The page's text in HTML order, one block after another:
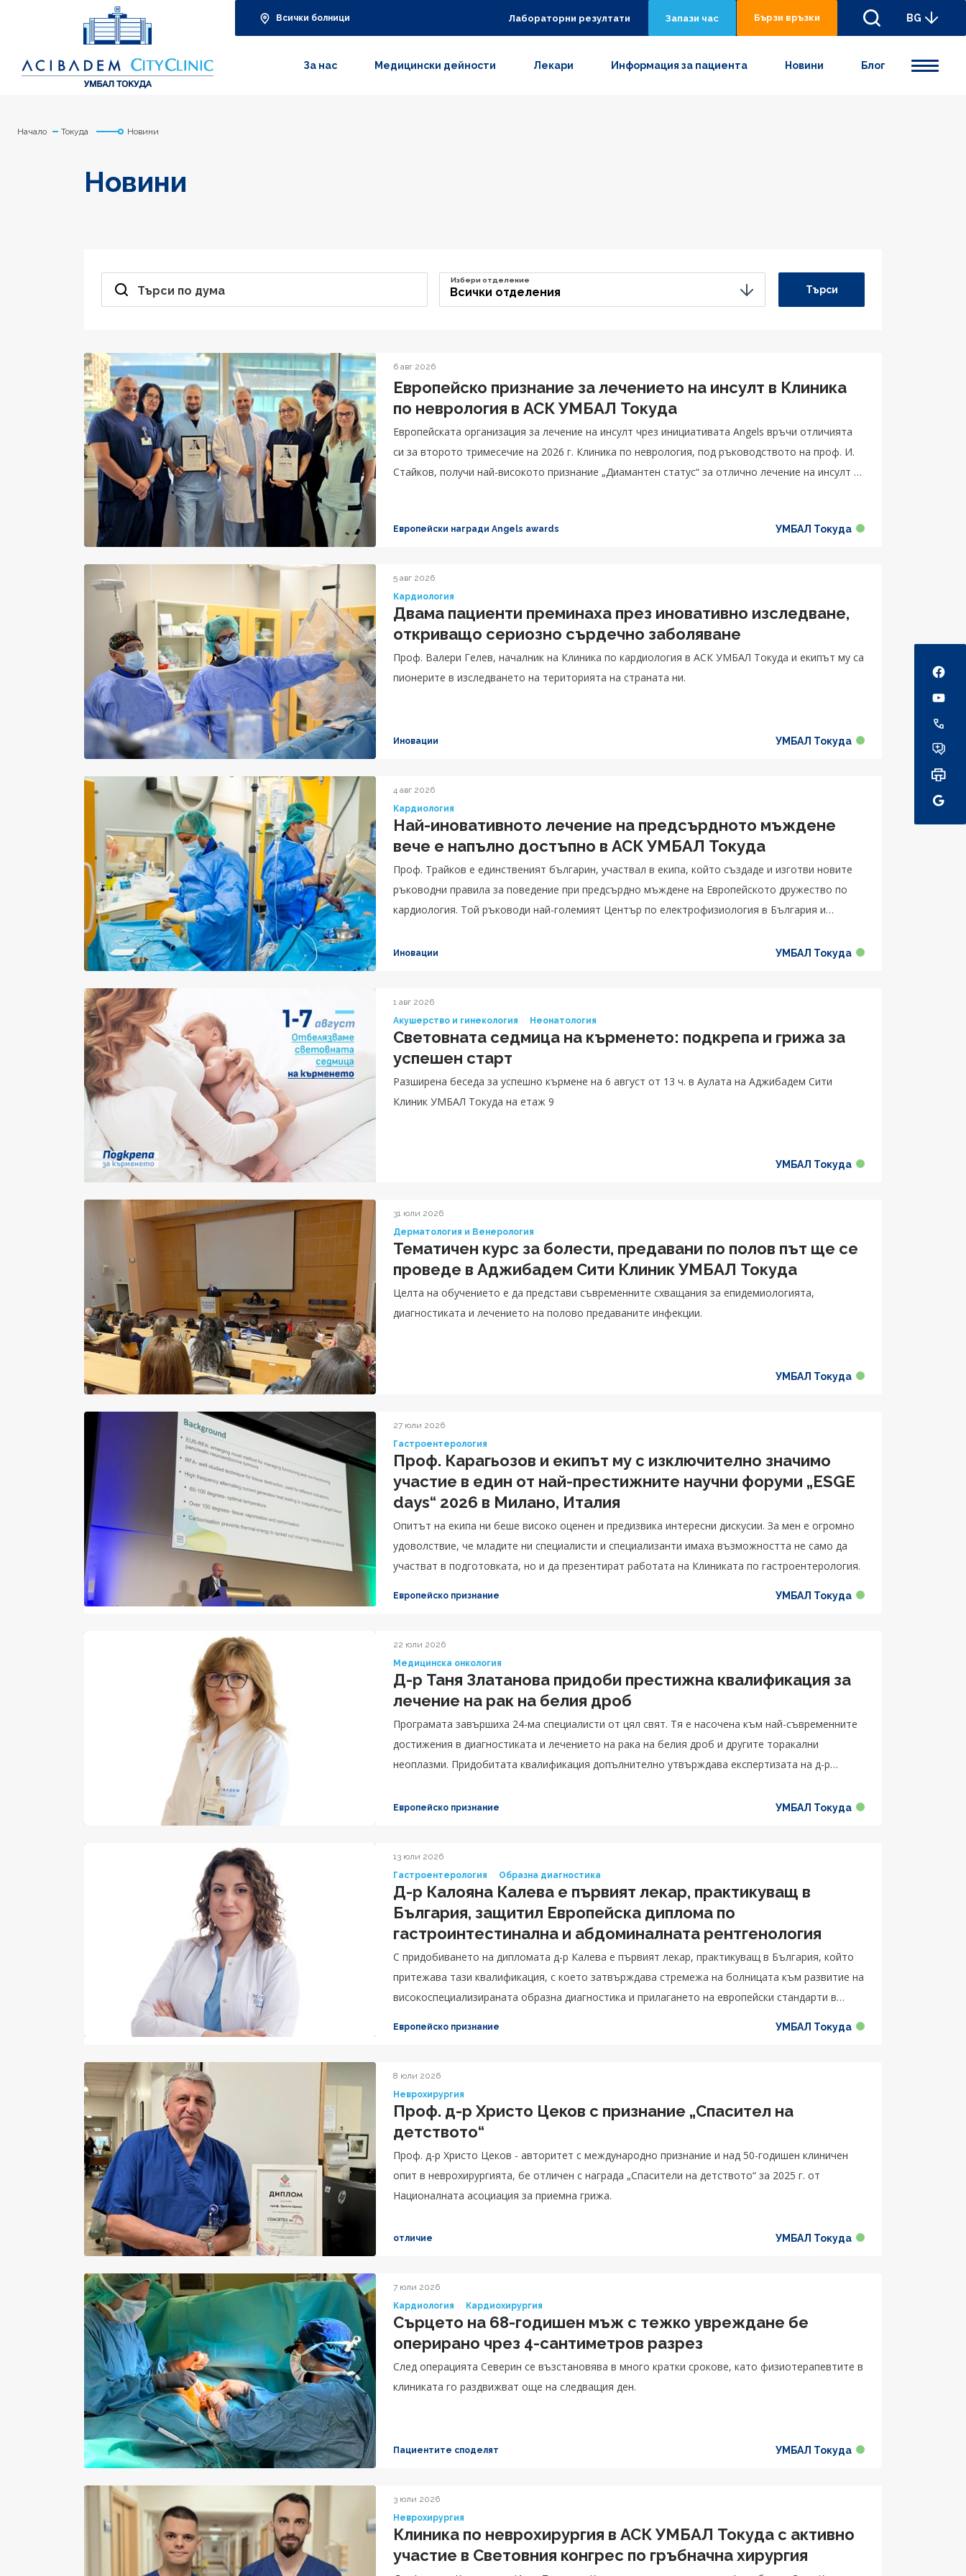
Всички болници Лабораторни резултати Запази час Бързи връзки BG
За нас Медицински дейности Лекари Информация за пациента Новини Блог
Начало Токуда Новини
Новини
Търси по дума Всички отделения
Избери отделение
Търси
6 авг 2026
Европейско признание за лечението на инсулт в Клиника
по неврология в АСК УМБАЛ Токуда
Eвропейската организация за лечение на инсулт чрез инициативата Angels връчи отличията
си за второто тримесечие на 2026 г. Клиника по неврология, под ръководството на проф. И.
Стайков, получи най-високото признание „Диамантен статус“ за отлично лечение на инсулт и
Европейски награди Angels awards УМБАЛ Токуда
5 авг 2026
Кардиология
Двама пациенти преминаха през иновативно изследване,
откриващо сериозно сърдечно заболяване
Проф. Валери Гелев, началник на Клиника по кардиология в АСК УМБАЛ Токуда и екипът му са
пионерите в изследването на територията на страната ни.
Иновации УМБАЛ Токуда
4 авг 2026
Кардиология
Най-иновативното лечение на предсърдното мъждене
вече е напълно достъпно в АСК УМБАЛ Токуда
Проф. Трайков е единственият българин, участвал в екипа, който създаде и изготви новите
ръководни правила за поведение при предсърдно мъждене на Европейското дружество по
кардиология. Той ръководи най-големият Център по електрофизиология в България и
Иновации УМБАЛ Токуда
1 авг 2026
Акушерство и гинекология
Неонатология
Световната седмица на кърменето: подкрепа и грижа за
успешен старт
Разширена беседа за успешно кърмене на 6 август от 13 ч. в Аулата на Аджибадем Сити
Клиник УМБАЛ Токуда на етаж 9
УМБАЛ Токуда
31 юли 2026
Дерматология и Венерология
Тематичен курс за болести, предавани по полов път ще се
проведе в Аджибадем Сити Клиник УМБАЛ Токуда
Целта на обучението е да представи съвременните схващания за епидемиологията,
диагностиката и лечението на полово предаваните инфекции.
УМБАЛ Токуда
27 юли 2026
Гастроентерология
Проф. Карагьозов и екипът му с изключително значимо
участие в един от най-престижните научни форуми „ESGE
days“ 2026 в Милано, Италия
Опитът на екипа ни беше високо оценен и предизвика интересни дискусии. За мен е огромно
удоволствие, че младите ни специалисти и специализанти имаха възможността не само да
участват в подготовката, но и да презентират работата на Клиниката по гастроентерология.
Европейско признание УМБАЛ Токуда
22 юли 2026
Медицинска онкология
Д-р Таня Златанова придоби престижна квалификация за
лечение на рак на белия дроб
Програмата завършиха 24-ма специалисти от цял свят. Тя е насочена към най-съвременните
достижения в диагностиката и лечението на рака на белия дроб и другите торакални
неоплазми. Придобитата квалификация допълнително утвърждава експертизата на д-р
Европейско признание УМБАЛ Токуда
13 юли 2026
Гастроентерология
Образна диагностика
Д-р Калояна Калева е първият лекар, практикуващ в
България, защитил Европейска диплома по
гастроинтестинална и абдоминалната рентгенология
С придобиването на дипломата д-р Калева е първият лекар, практикуващ в България, който
притежава тази квалификация, с което затвърждава стремежа на болницата към развитие на
високоспециализираната образна диагностика и прилагането на европейски стандарти в
Европейско признание УМБАЛ Токуда
8 юли 2026
Неврохирургия
Проф. д-р Христо Цеков с признание „Спасител на
детството“
Проф. д-р Христо Цеков - авторитет с международно признание и над 50-годишен клиничен
опит в неврохирургията, бе отличен с награда „Спасители на детството“ за 2025 г. от
Националната асоциация за приемна грижа.
отличие УМБАЛ Токуда
7 юли 2026
Кардиология
Кардиохирургия
Сърцето на 68-годишен мъж с тежко увреждане бе
оперирано чрез 4-сантиметров разрез
След операцията Северин се възстановява в много кратки срокове, като физиотерапевтите в
клиниката го раздвижват още на следващия ден.
Пациентите споделят УМБАЛ Токуда
3 юли 2026
Неврохирургия
Клиника по неврохирургия в АСК УМБАЛ Токуда с активно
участие в Световния конгрес по гръбначна хирургия